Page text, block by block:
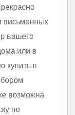
письменных
вашего
или в
купить в
возможна
по